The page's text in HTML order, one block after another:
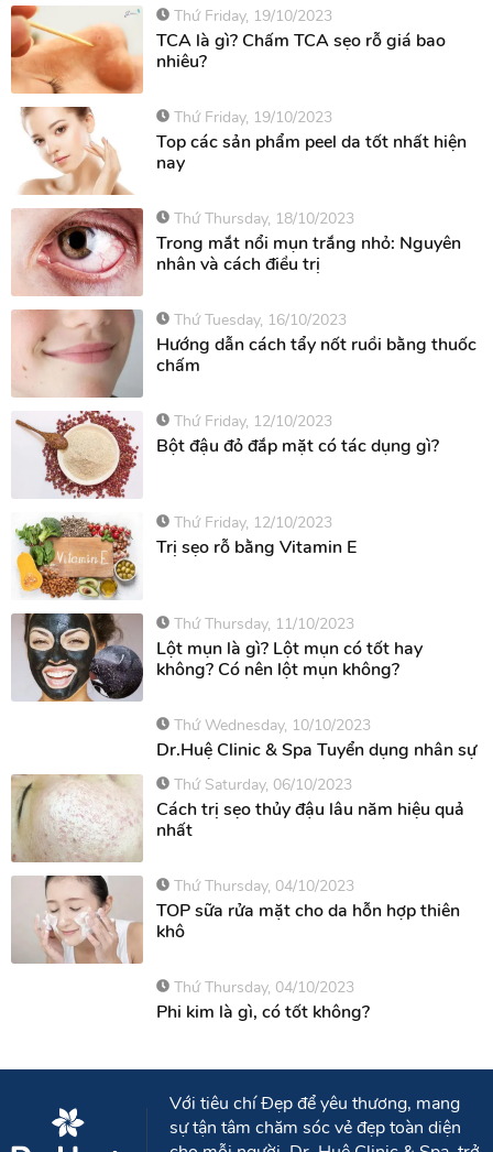
Thứ Friday, 19/10/2023
TCA là gì? Chấm TCA sẹo rỗ giá bao
Thứ Friday, 19/10/2023
Top các sản phẩm peel da tốt nhất hiện
Thứ Thursday, 18/10/2023
Trong mắt nổi mụn trắng nhỏ: Nguyên
Thứ Tuesday, 16/10/2023
Hướng dẫn cách tẩy nốt ruồi bằng thuốc
Thứ Friday, 12/10/2023
Thứ Friday, 12/10/2023
Thứ Thursday, 11/10/2023
Lột mụn là gì? Lột mụn có tốt hay
Thứ Wednesday, 10/10/2023
Dr.Huệ Clinic & Spa Tuyển dụng nhân sự
Thứ Saturday, 06/10/2023
Cách trị sẹo thủy đậu lâu năm hiệu quả
Thứ Thursday, 04/10/2023
TOP sữa rửa mặt cho da hỗn hợp thiên
Thứ Thursday, 04/10/2023